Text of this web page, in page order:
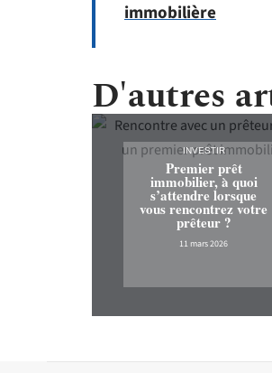
immobilière
D'autres
INVESTIR
Premier prêt
immobilier, à quoi
s’attendre lorsque
vous rencontrez votre
prêteur ?
11 mars 2026